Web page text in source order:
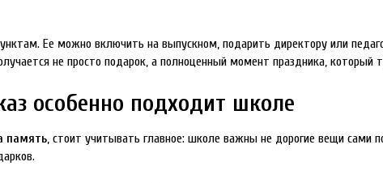
Ее можно включить на выпускном, подарить директору или
не просто подарок, а полноценный момент праздника, который
особенно подходит школе
память, стоит учитывать главное: школе важны не дорогие вещи сами